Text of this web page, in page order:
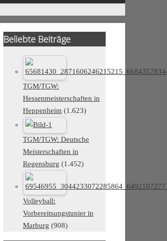
Beliebte Beiträge
TGM/TGW:
Hessenmeisterschaften in
Heppenheim (1.623)
TGM/TGW: Deutsche
Meisterschaften in
Regensburg (1.452)
Volleyball:
Vorbereitsungstunier in
Marburg (908)